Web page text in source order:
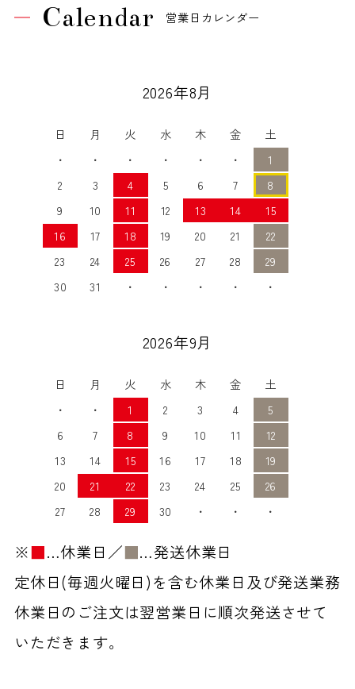
Calendar 営業日カレンダー
2026年8月
日 月 火 水 木 金
土
・
・ ・ ・ ・ ・
1
2
3 4 5 6 7
8
9
10 11 12 13 14
15
16
17 18 19 20 21
22
23
24 25 26 27 28
29
30
31 ・ ・ ・ ・ ・
2026年9月
日 月 火 水 木 金
土
・
・ 1 2 3 4
5
6
7 8 9 10 11
12
13
14 15 16 17 18
19
20
21 22 23 24 25
26
27
28 29 30 ・ ・ ・
※■…休業日／■…発送休業日
定休日(毎週火曜日)を含む休業日及び発送業務
休業日のご注文は翌営業日に順次発送させて
いただきます。